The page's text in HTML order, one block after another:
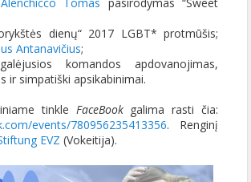
dienų“ 2017 LGBT* protmūšis;
Antanavičius;
komandos apdovanojimas,
ir simpatiški apsikabinimai.
tinkle FaceBook galima rasti čia:
events/780956235413356. Renginį
EVZ (Vokeitija).